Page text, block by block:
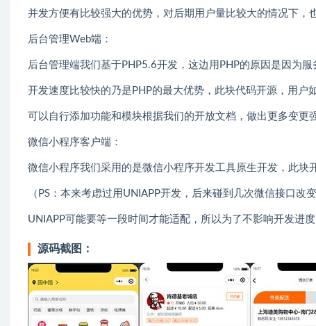
并发方便有比较强大的优势，对后期用户量比较大的情况下，
后台管理Web端：
后台管理端我们基于PHP5.6开发，这边用PHP的原因是因为
开发速度比较快的乃是PHP的最大优势，此块代码开源，用户
可以自行添加功能和模块根据我们的开放文档，做出更多变更
微信小程序客户端：
微信小程序我们采用的是微信小程序开发工具原生开发，此块
（PS：本来考虑过用UNIAPP开发，后来碰到几次微信接口改变
UNIAPP可能要等一段时间才能适配，所以为了不影响开发进度
源码截图：